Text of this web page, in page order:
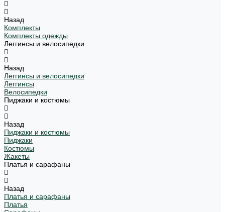
Назад
Комплекты
Комплекты одежды
Леггинсы и велосипедки
Назад
Леггинсы и велосипедки
Леггинсы
Велосипедки
Пиджаки и костюмы
Назад
Пиджаки и костюмы
Пиджаки
Костюмы
Жакеты
Платья и сарафаны
Назад
Платья и сарафаны
Платья